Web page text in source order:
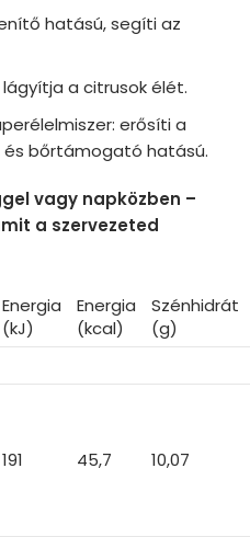
hatású, segíti az
a citrusok élét.
erősíti a
bőrtámogató hatású.
vagy napközben –
a szervezeted
Energia
(kJ)
Energia
(kcal)
Szénhidrát
(g)
191 45,7 10,07